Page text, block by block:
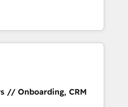
utilisateurs 🎓
their marketing and
growth. Our offer spans
We specialize in CRM
web design, sales
with tech companies
2002, we are committed to
and developing their
with HubSpot through
// Onboarding, CRM